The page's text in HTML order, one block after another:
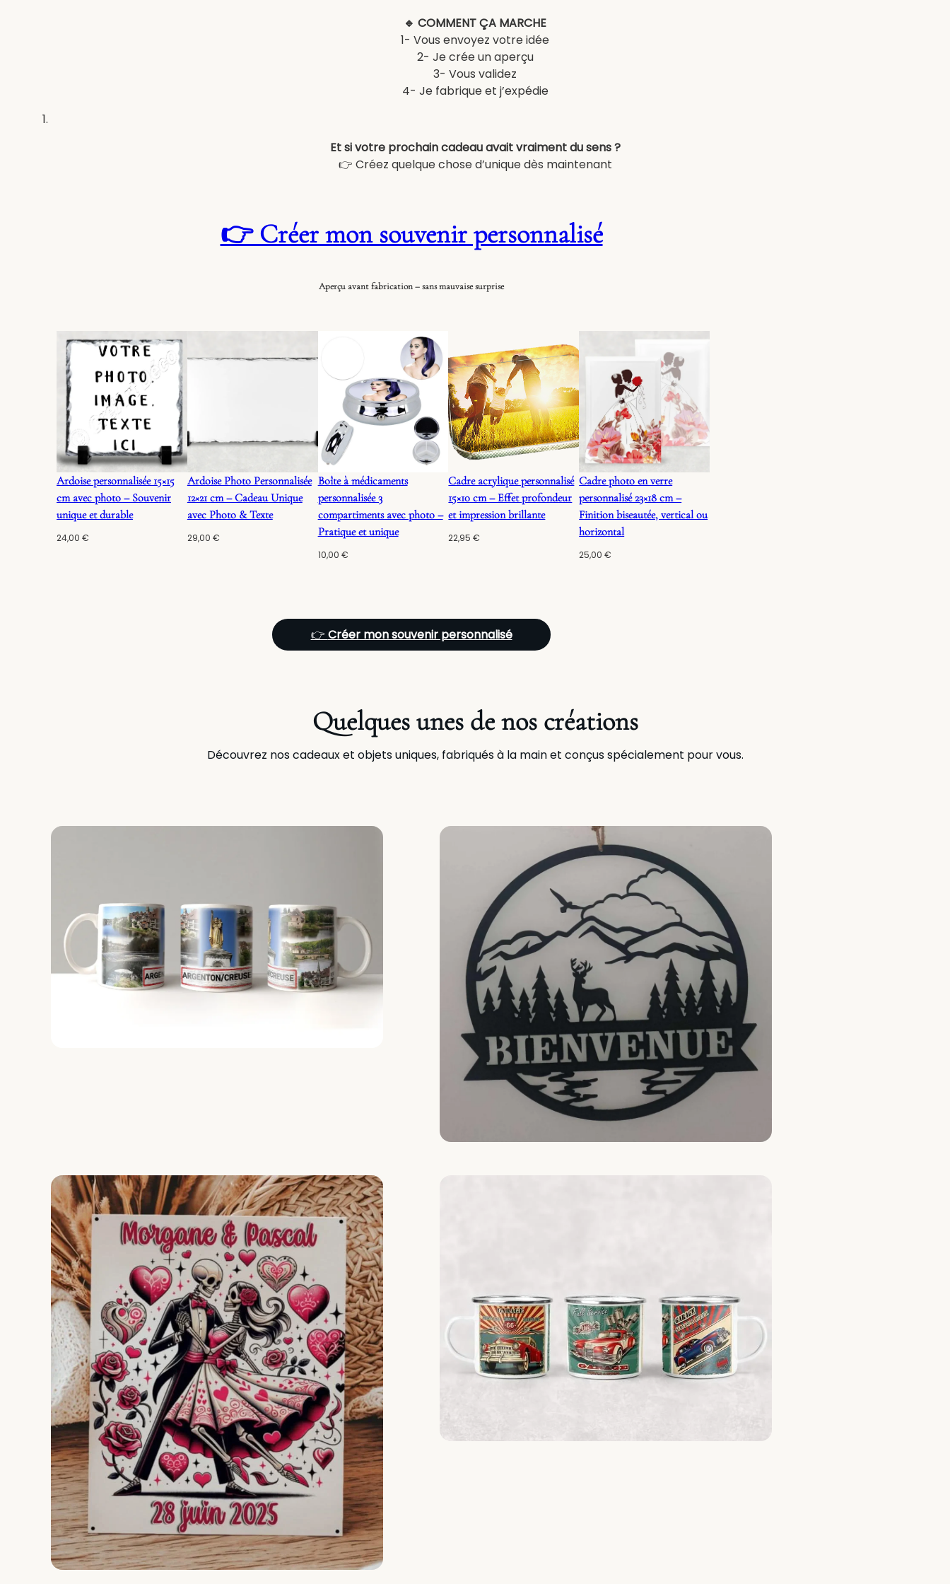
🔹 COMMENT ÇA MARCHE
1- Vous envoyez votre idée
2- Je crée un aperçu
3- Vous validez
4- Je fabrique et j’expédie
Et si votre prochain cadeau avait vraiment du sens ?
👉 Créez quelque chose d’unique dès maintenant
👉 Créer mon souvenir personnalisé
Aperçu avant fabrication – sans mauvaise surprise
Ardoise personnalisée 15×15
cm avec photo – Souvenir
unique et durable
24,00 €
Ardoise Photo Personnalisée
12×21 cm – Cadeau Unique
avec Photo & Texte
29,00 €
Boîte à médicaments
personnalisée 3
compartiments avec photo –
Pratique et unique
10,00 €
Cadre acrylique personnalisé
15×10 cm – Effet profondeur
et impression brillante
22,95€
Cadre photo en verre
personnalisé 23×18 cm –
Finition biseautée, vertical ou
horizontal
25,00€
👉 Créer mon souvenir personnalisé
Quelques unes de nos créations
Découvrez nos cadeaux et objets uniques, fabriqués à la main et conçus spécialement pour vous.